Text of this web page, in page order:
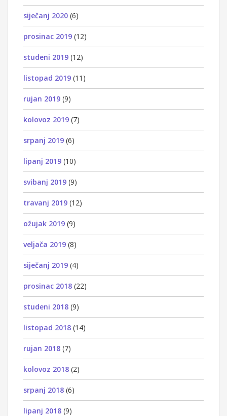
siječanj 2020 (6)
prosinac 2019 (12)
studeni 2019 (12)
listopad 2019 (11)
rujan 2019 (9)
kolovoz 2019 (7)
srpanj 2019 (6)
lipanj 2019 (10)
svibanj 2019 (9)
travanj 2019 (12)
ožujak 2019 (9)
veljača 2019 (8)
siječanj 2019 (4)
prosinac 2018 (22)
studeni 2018 (9)
listopad 2018 (14)
rujan 2018 (7)
kolovoz 2018 (2)
srpanj 2018 (6)
lipanj 2018 (9)